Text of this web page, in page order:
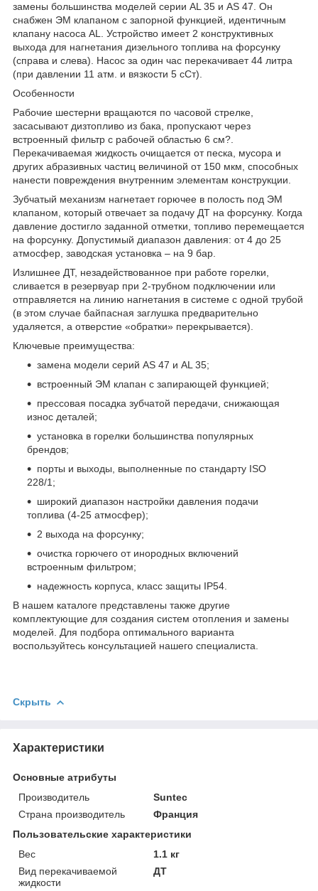
замены большинства моделей серии AL 35 и AS 47. Он
снабжен ЭМ клапаном с запорной функцией, идентичным
клапану насоса AL. Устройство имеет 2 конструктивных
выхода для нагнетания дизельного топлива на форсунку
(справа и слева). Насос за один час перекачивает 44 литра
(при давлении 11 атм. и вязкости 5 сСт).
Особенности
Рабочие шестерни вращаются по часовой стрелке,
засасывают дизтопливо из бака, пропускают через
встроенный фильтр с рабочей областью 6 см?.
Перекачиваемая жидкость очищается от песка, мусора и
других абразивных частиц величиной от 150 мкм, способных
нанести повреждения внутренним элементам конструкции.
Зубчатый механизм нагнетает горючее в полость под ЭМ
клапаном, который отвечает за подачу ДТ на форсунку. Когда
давление достигло заданной отметки, топливо перемещается
на форсунку. Допустимый диапазон давления: от 4 до 25
атмосфер, заводская установка – на 9 бар.
Излишнее ДТ, незадействованное при работе горелки,
сливается в резервуар при 2-трубном подключении или
отправляется на линию нагнетания в системе с одной трубой
(в этом случае байпасная заглушка предварительно
удаляется, а отверстие «обратки» перекрывается).
Ключевые преимущества:
замена модели серий AS 47 и AL 35;
встроенный ЭМ клапан с запирающей функцией;
прессовая посадка зубчатой передачи, снижающая
износ деталей;
установка в горелки большинства популярных
брендов;
порты и выходы, выполненные по стандарту ISO
228/1;
широкий диапазон настройки давления подачи
топлива (4-25 атмосфер);
2 выхода на форсунку;
очистка горючего от инородных включений
встроенным фильтром;
надежность корпуса, класс защиты IP54.
В нашем каталоге представлены также другие
комплектующие для создания систем отопления и замены
моделей. Для подбора оптимального варианта
воспользуйтесь консультацией нашего специалиста.
Скрыть
Характеристики
Основные атрибуты
Производитель
Suntec
Страна производитель
Франция
Пользовательские характеристики
Вес
1.1 кг
Вид перекачиваемой
жидкости
ДТ